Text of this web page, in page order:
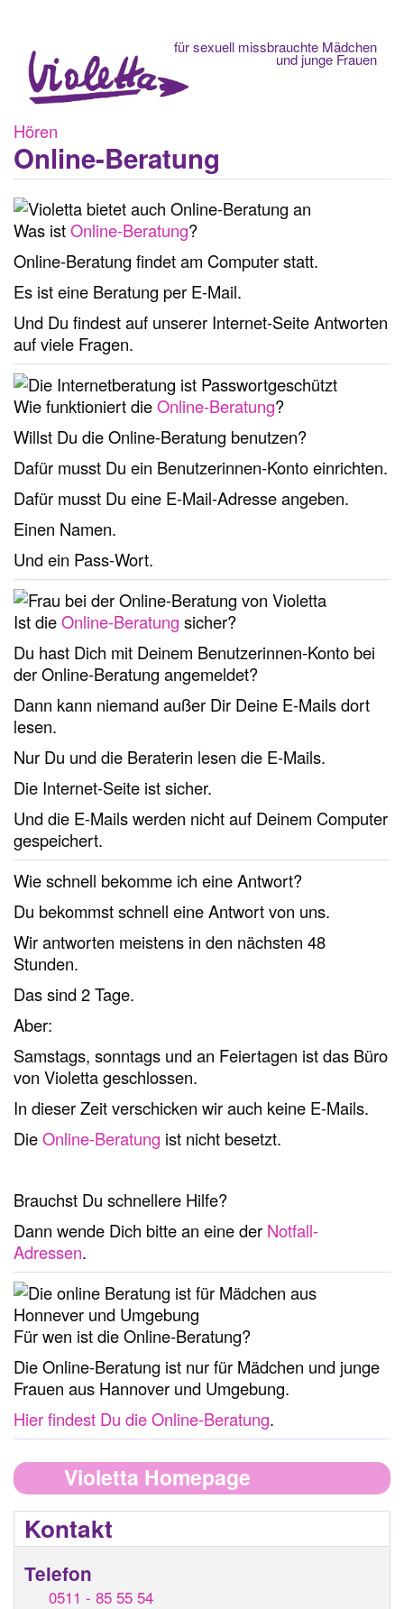
für sexuell missbrauchte Mädchen
und junge Frauen
Hören
Online-Beratung
Was istOnline-Beratung?
Online-Beratung findet am Computer statt.
Es ist eine Beratung per E-Mail.
Und Du findest auf unserer Internet-Seite Antworten
auf viele Fragen.
Wie funktioniert dieOnline-Beratung?
Willst Du die Online-Beratung benutzen?
Dafür musst Du ein Benutzerinnen-Konto einrichten.
Dafür musst Du eine E-Mail-Adresse angeben.
Einen Namen.
Und ein Pass-Wort.
Ist dieOnline-Beratung sicher?
Du hast Dich mit Deinem Benutzerinnen-Konto bei
der Online-Beratung angemeldet?
Dann kann niemand außer Dir Deine E-Mails dort
lesen.
Nur Du und die Beraterin lesen die E-Mails.
Die Internet-Seite ist sicher.
Und die E-Mails werden nicht auf Deinem Computer
gespeichert.
Wie schnell bekomme ich eine Antwort?
Du bekommst schnell eine Antwort von uns.
Wir antworten meistens in den nächsten 48
Stunden.
Das sind 2 Tage.
Aber:
Samstags, sonntags und an Feiertagen ist das Büro
von Violetta geschlossen.
In dieser Zeit verschicken wir auch keine E-Mails.
DieOnline-Beratung ist nicht besetzt.
Brauchst Du schnellere Hilfe?
Dann wende Dich bitte an eine der Notfall-
Adressen.
Für wen ist die Online-Beratung?
Die Online-Beratung ist nur für Mädchen und junge
Frauen aus Hannover und Umgebung.
Hier findest Du die Online-Beratung.
Violetta Homepage
Kontakt
Telefon
0511 - 85 55 54